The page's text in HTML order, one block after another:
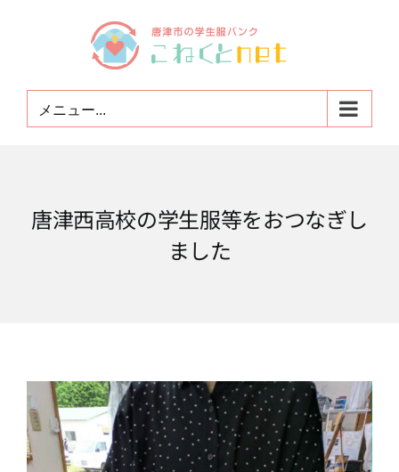
メニュー...
唐津西高校の学生服等をおつなぎし
ました